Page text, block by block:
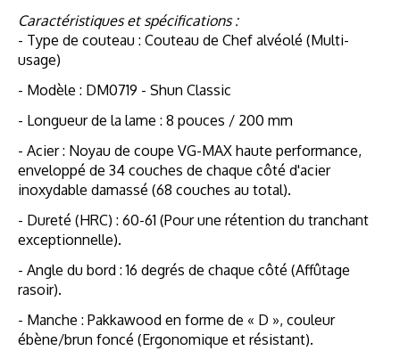
Caractéristiques et spécifications :
- Type de couteau : Couteau de Chef alvéolé (Multi-
usage)
- Modèle : DM0719 - Shun Classic
- Longueur de la lame : 8 pouces / 200 mm
- Acier : Noyau de coupe VG-MAX haute performance,
enveloppé de 34 couches de chaque côté d'acier
inoxydable damassé (68 couches au total).
- Dureté (HRC) : 60-61 (Pour une rétention du tranchant
exceptionnelle).
- Angle du bord : 16 degrés de chaque côté (Affûtage
rasoir).
- Manche : Pakkawood en forme de « D », couleur
ébène/brun foncé (Ergonomique et résistant).